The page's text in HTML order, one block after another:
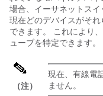
場合、イーサネットスイ
現在どのデバイスがそ
できます。 これにより
ューブを特定できます。
（注）
現在、有線電
ません。